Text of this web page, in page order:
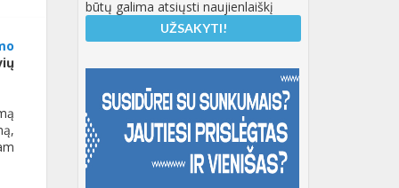
būtų galima atsiųsti naujienlaiškį